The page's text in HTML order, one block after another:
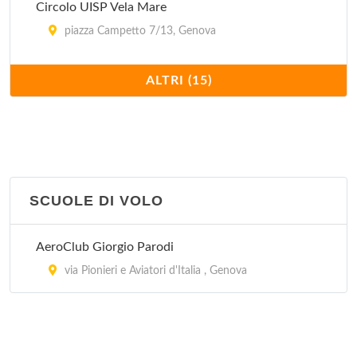
Circolo UISP Vela Mare
piazza Campetto 7/13, Genova
Circolo Vele Vernazzolesi
via del Tritone 13, Genova
Comitato Società Veliche del Tigullio
Gruppo vela LNI Genova
via al Molo Giano , Genova
ALTRI (15)
SCUOLE DI VOLO
AeroClub Giorgio Parodi
via Pionieri e Aviatori d'Italia , Genova